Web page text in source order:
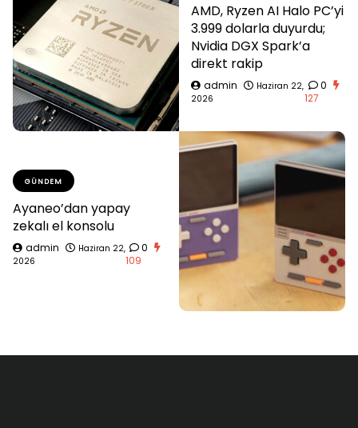
AMD, Ryzen AI Halo PC’yi
3.999 dolarla duyurdu;
Nvidia DGX Spark’a
direkt rakip
admin
Haziran 22,
2026
0
127
GÜNDEM
Ayaneo’dan yapay
zekalı el konsolu
admin
Haziran 22,
2026
0
109